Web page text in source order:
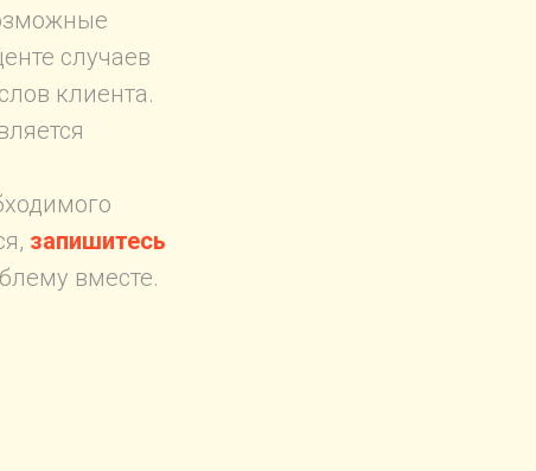
случаев
клиента.
запишитесь
вместе.